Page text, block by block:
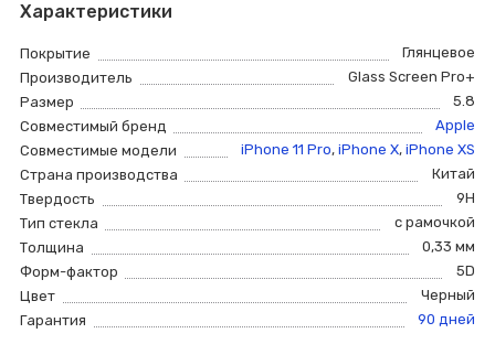
Характеристики
Покрытие
Глянцевое
Производитель
Glass Screen Pro+
Размер
5.8
Совместимый бренд
Apple
Совместимые модели
iPhone 11 Pro, iPhone X, iPhone XS
Страна производства
Китай
Твердость
9H
Тип стекла
с рамочкой
Толщина
0,33 мм
Форм-фактор
5D
Цвет
Черный
Гарантия
90 дней